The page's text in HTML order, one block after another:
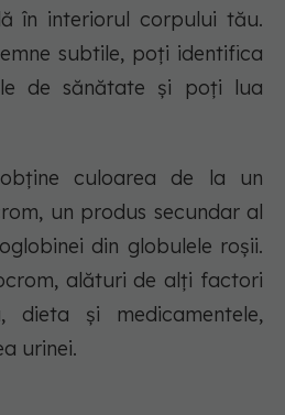
în interiorul corpului tău.
subtile, poți identifica
de sănătate și poți lua
culoarea de la un
un produs secundar al
din globulele roșii.
alături de alți factori
dieta și medicamentele,
urinei.